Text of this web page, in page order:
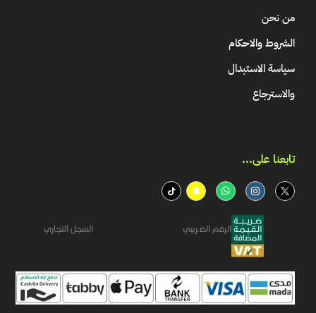
من نحن
الشروط والاحكام
سياسة الاستبدال
والاسترجاع
تابعنا على...​
الرقم الضريبي السجل التجاري